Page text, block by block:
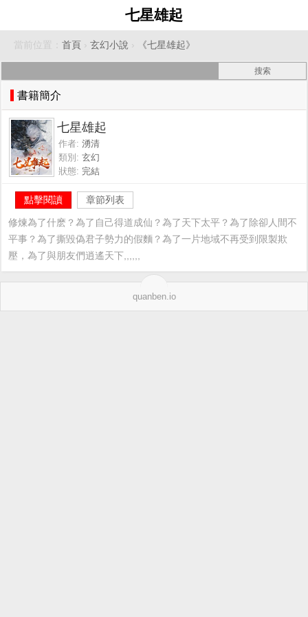
七星雄起
當前位置： 首頁 › 玄幻小說 › 《七星雄起》
書籍簡介
七星雄起
作者: 湧清
類別: 玄幻
狀態: 完結
點擊閱讀 章節列表
修煉為了什麽？為了自己得道成仙？為了天下太平？為了除卻人間不
平事？為了撕毀偽君子勢力的假麵？為了一片地域不再受到限製欺
壓，為了與朋友們逍遙天下,,,,,,
quanben.io